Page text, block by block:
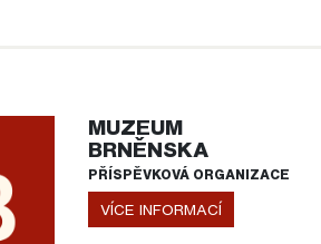
MUZEUM
BRNĚNSKA
PŘÍSPĚVKOVÁ ORGANIZACE
VÍCE INFORMACÍ